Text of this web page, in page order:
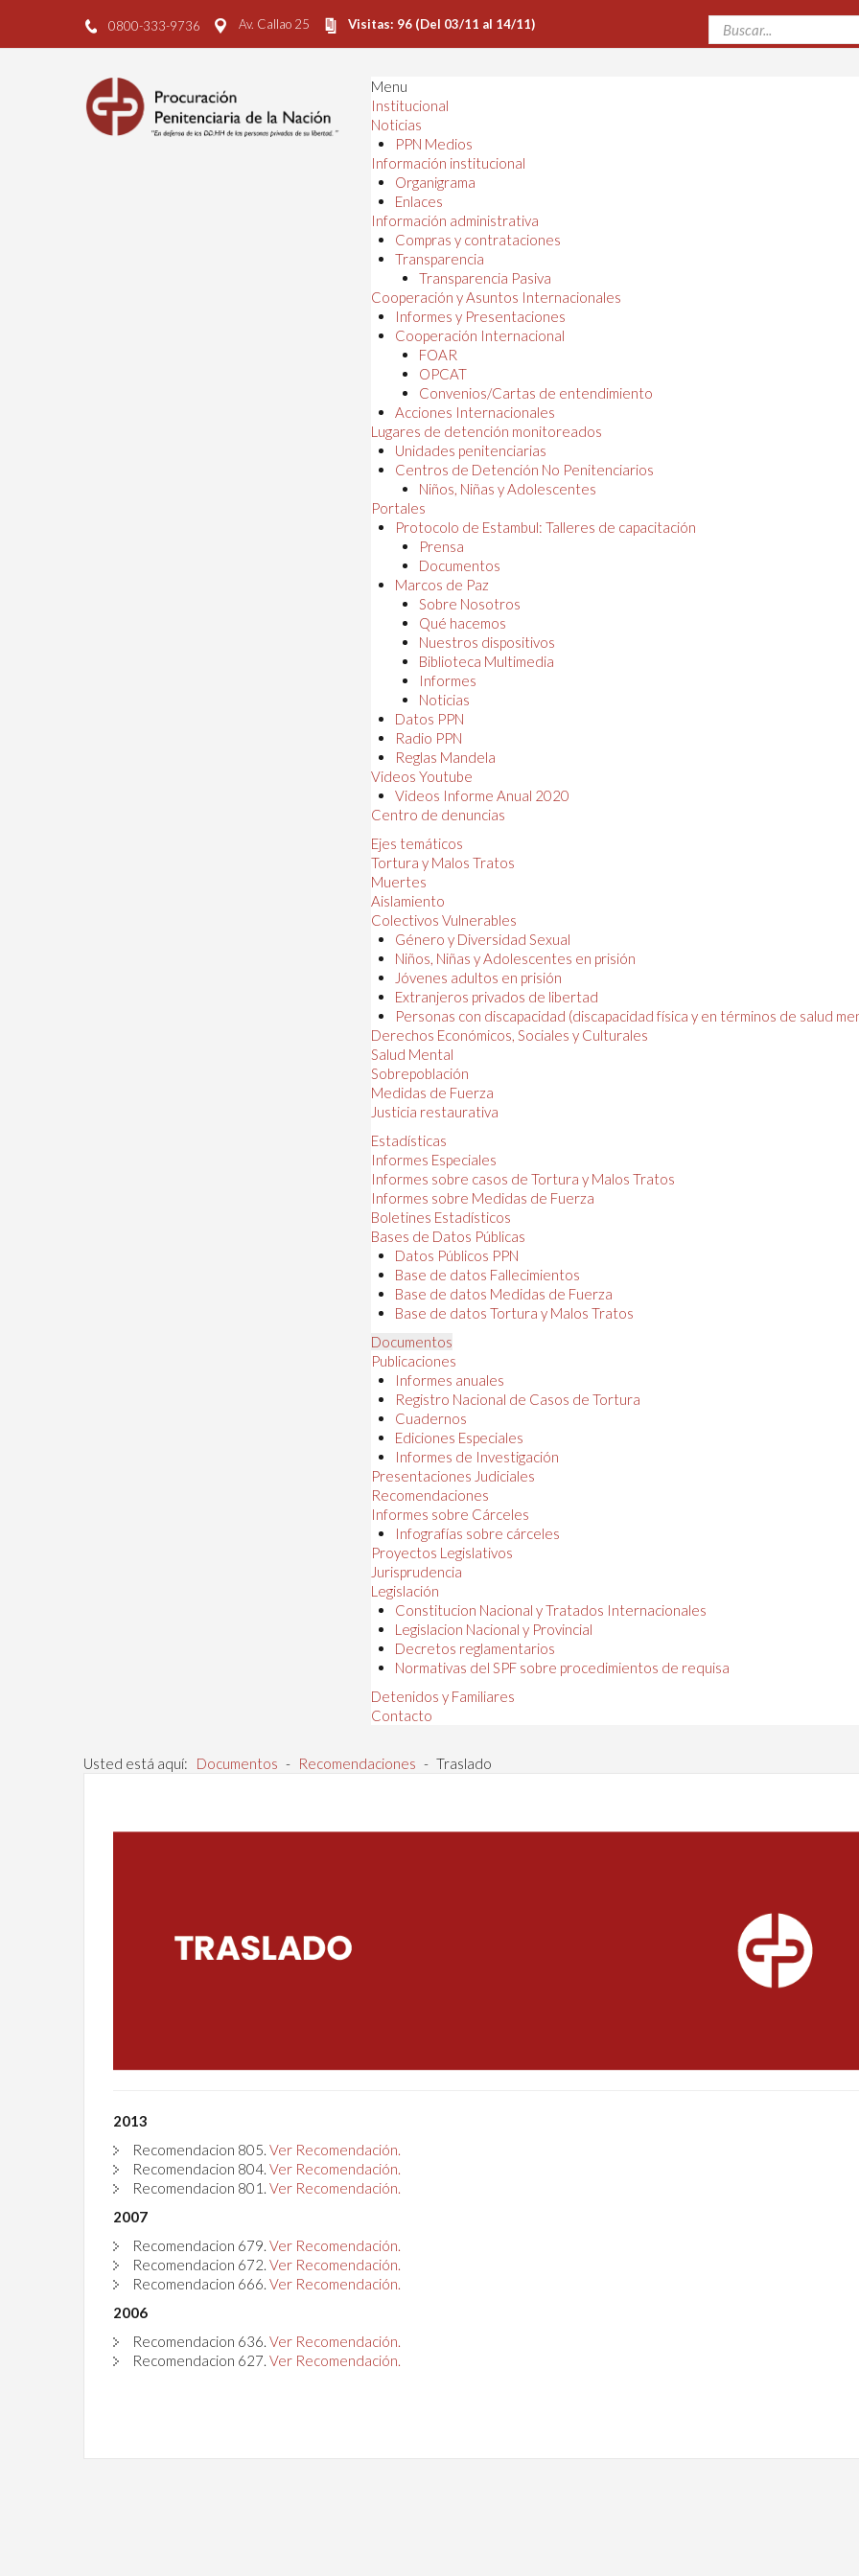
0800-333-9736 Av. Callao 25 Visitas: 96 (Del 03/11 al 14/11)
Menu
Institucional
Noticias
PPN Medios
Información institucional
Organigrama
Enlaces
Información administrativa
Compras y contrataciones
Transparencia
Transparencia Pasiva
Cooperación y Asuntos Internacionales
Informes y Presentaciones
Cooperación Internacional
FOAR
OPCAT
Convenios/Cartas de entendimiento
Acciones Internacionales
Lugares de detención monitoreados
Unidades penitenciarias
Centros de Detención No Penitenciarios
Niños, Niñas y Adolescentes
Portales
Protocolo de Estambul: Talleres de capacitación
Prensa
Documentos
Marcos de Paz
Sobre Nosotros
Qué hacemos
Nuestros dispositivos
Biblioteca Multimedia
Informes
Noticias
Datos PPN
Radio PPN
Reglas Mandela
Videos Youtube
Videos Informe Anual 2020
Centro de denuncias
Ejes temáticos
Tortura y Malos Tratos
Muertes
Aislamiento
Colectivos Vulnerables
Género y Diversidad Sexual
Niños, Niñas y Adolescentes en prisión
Jóvenes adultos en prisión
Extranjeros privados de libertad
Personas con discapacidad (discapacidad física y en términos de salud
Derechos Económicos, Sociales y Culturales
Salud Mental
Sobrepoblación
Medidas de Fuerza
Justicia restaurativa
Estadísticas
Informes Especiales
Informes sobre casos de Tortura y Malos Tratos
Informes sobre Medidas de Fuerza
Boletines Estadísticos
Bases de Datos Públicas
Datos Públicos PPN
Base de datos Fallecimientos
Base de datos Medidas de Fuerza
Base de datos Tortura y Malos Tratos
Documentos
Publicaciones
Informes anuales
Registro Nacional de Casos de Tortura
Cuadernos
Ediciones Especiales
Informes de Investigación
Presentaciones Judiciales
Recomendaciones
Informes sobre Cárceles
Infografías sobre cárceles
Proyectos Legislativos
Jurisprudencia
Legislación
Constitucion Nacional y Tratados Internacionales
Legislacion Nacional y Provincial
Decretos reglamentarios
Normativas del SPF sobre procedimientos de requisa
Detenidos y Familiares
Contacto
Usted está aquí: Documentos - Recomendaciones - Traslado
2013
Recomendacion 805. Ver Recomendación.
Recomendacion 804. Ver Recomendación.
Recomendacion 801 . Ver Recomendación.
2007
Recomendacion 679. Ver Recomendación.
Recomendacion 672. Ver Recomendación.
Recomendacion 666. Ver Recomendación.
2006
Recomendacion 636. Ver Recomendación.
Recomendacion 627. Ver Recomendación.